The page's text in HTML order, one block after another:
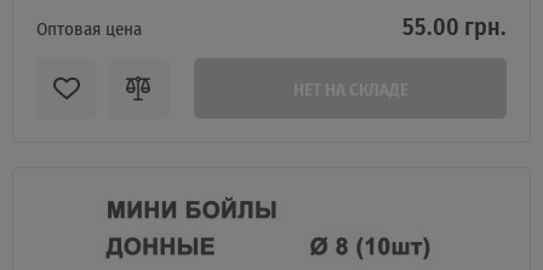
Оптовая цена 55.00 грн.